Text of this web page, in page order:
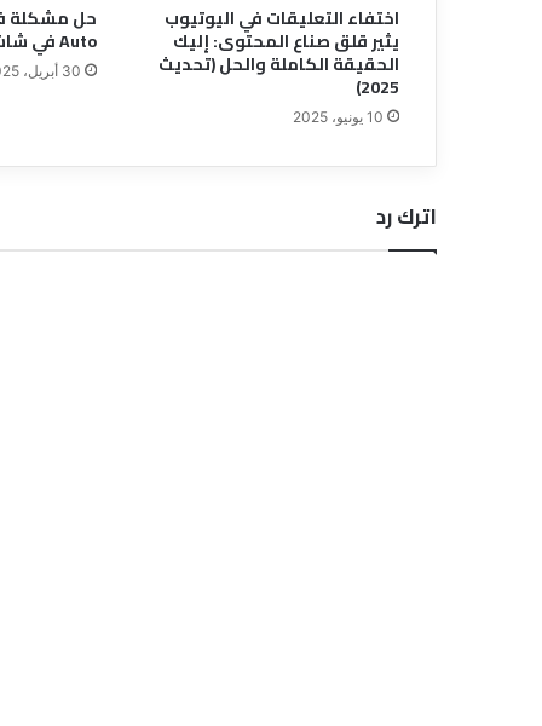
اختفاء التعليقات في اليوتيوب
يثير قلق صناع المحتوى: إليك
الحقيقة الكاملة والحل (تحديث
2025)
10 يونيو، 2025
Auto في شاشات السيارات الذكية
30 أبريل، 2025
اترك رد